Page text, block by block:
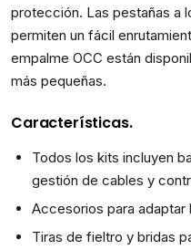
protección. Las pestañas a
permiten un fácil
empalme OCC están
más pequeñas.
Características.
Todos los kits incluyen
gestión de cables y
Accesorios para adaptar
Tiras de fieltro y bridas